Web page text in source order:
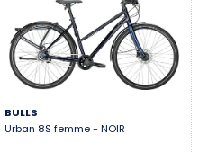
BULLS
Urban 8S femme - NOIR